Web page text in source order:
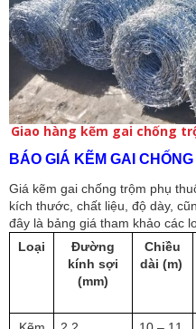
Giao hàng kẽm gai chống
BÁO GIÁ KẼM GAI
Giá kẽm gai chống trộm phụ
kích thước, chất liệu, độ dày,
đây là bảng giá tham khảo các
Loại
Đường
kính sợi
(mm)
Chiều
dài (m)